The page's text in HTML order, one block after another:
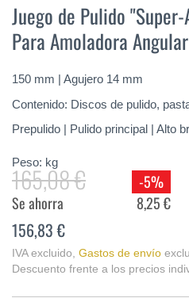
comienzo
de
la
de
imágenes
Juego de Pulido
Para Amoladora
150 mm | Agujero 14 mm
Contenido: Discos de pulido,
Prepulido | Pulido principal | Alto
Peso: kg
165,08 €
-5%
Se ahorra
8,25 €
156,83 €
IVA excluido, Gastos de envío
Descuento frente a los precios